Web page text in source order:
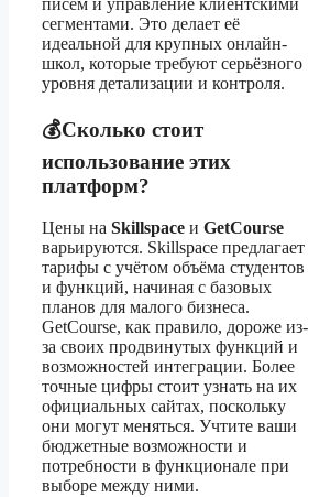
писем и управление клиентскими
сегментами. Это делает её
идеальной для крупных онлайн-
школ, которые требуют серьёзного
уровня детализации и контроля.
💰Сколько стоит
использование этих
платформ?
Цены на Skillspace и GetCourse
варьируются. Skillspace предлагает
тарифы с учётом объёма студентов
и функций, начиная с базовых
планов для малого бизнеса.
GetCourse, как правило, дороже из-
за своих продвинутых функций и
возможностей интеграции. Более
точные цифры стоит узнать на их
официальных сайтах, поскольку
они могут меняться. Учтите ваши
бюджетные возможности и
потребности в функционале при
выборе между ними.